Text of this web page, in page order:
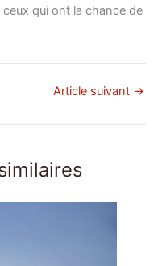
qui ont la chance de
Article suivant →